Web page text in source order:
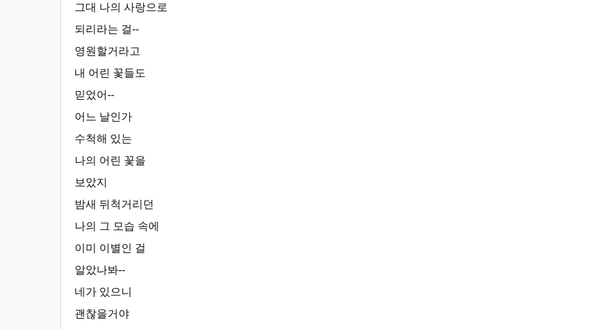
그대 나의 사랑으로
되리라는 걸--
영원할거라고
내 어린 꽃들도
믿었어--
어느 날인가
수척해 있는
나의 어린 꽃을
보았지
밤새 뒤척거리던
나의 그 모습 속에
이미 이별인 걸
알았나봐--
네가 있으니
괜찮을거야